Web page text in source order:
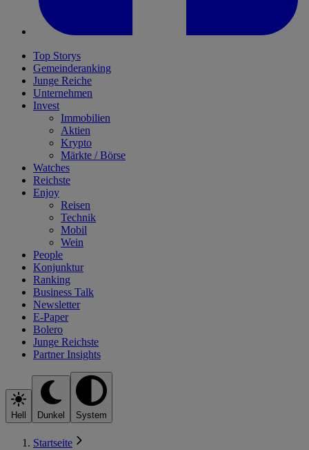
Top Storys
Gemeinderanking
Junge Reiche
Unternehmen
Invest
Immobilien
Aktien
Krypto
Märkte / Börse
Watches
Reichste
Enjoy
Reisen
Technik
Mobil
Wein
People
Konjunktur
Ranking
Business Talk
Newsletter
E-Paper
Bolero
Junge Reichste
Partner Insights
Hell Dunkel System
Startseite